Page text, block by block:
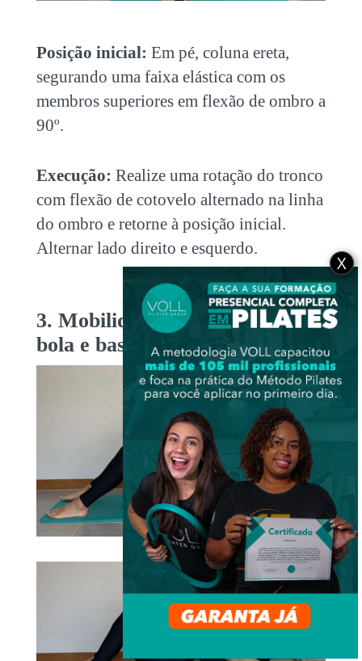
Posição inicial: Em pé, coluna ereta,
segurando uma faixa elástica com os
membros superiores em flexão de ombro a
90º.
Execução: Realize uma rotação do tronco
com flexão de cotovelo alternado na linha
do ombro e retorne à posição inicial.
Alternar lado direito e esquerdo.
3. Mobilidade torácica com
bola e bastão
X